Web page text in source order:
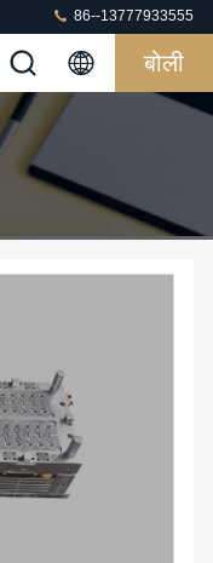
86--13777933555
बोली